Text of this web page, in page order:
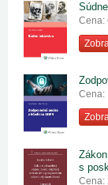
Cena:
Cena:
s
Cena: